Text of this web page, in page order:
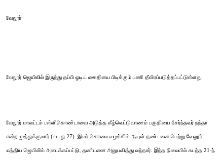
வேலூர்
வேலூர் ஜெயிலில் இருந்து தப்பி ஓடிய கைதியை பிடிக்கும் பணி தீவிரப்படுத்தப்பட்டுள்ளது.
வேலூர் மாவட்டம் பள்ளிகொண்டாவை அடுத்த கீழ்வெட்டுவாணம் பகுதியை சேர்ந்தவர் நந்தா
என்ற முத்துக்குமார் (வயது 27). இவர் கொலை வழக்கில் ஆயுள் தண்டனை பெற்று வேலூர்
மத்திய ஜெயிலில் அடைக்கப்பட்டு, தண்டனை அனுபவித்து வந்தார். இந்த நிலையில் கடந்த 21-ந்